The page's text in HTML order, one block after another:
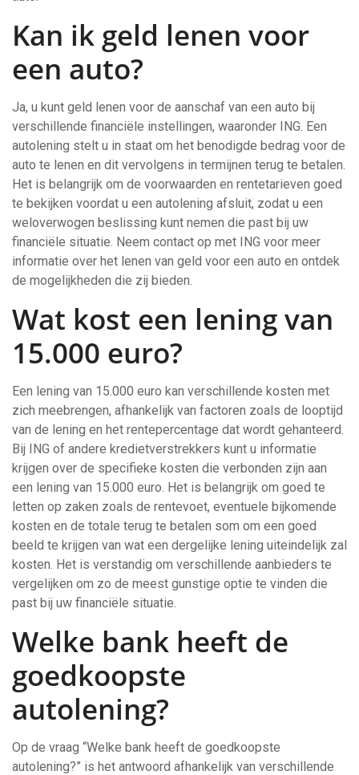
Kan ik geld lenen voor
een auto?
Ja, u kunt geld lenen voor de aanschaf van een auto bij
verschillende financiële instellingen, waaronder ING. Een
autolening stelt u in staat om het benodigde bedrag voor de
auto te lenen en dit vervolgens in termijnen terug te betalen.
Het is belangrijk om de voorwaarden en rentetarieven goed
te bekijken voordat u een autolening afsluit, zodat u een
weloverwogen beslissing kunt nemen die past bij uw
financiële situatie. Neem contact op met ING voor meer
informatie over het lenen van geld voor een auto en ontdek
de mogelijkheden die zij bieden.
Wat kost een lening van
15.000 euro?
Een lening van 15.000 euro kan verschillende kosten met
zich meebrengen, afhankelijk van factoren zoals de looptijd
van de lening en het rentepercentage dat wordt gehanteerd.
Bij ING of andere kredietverstrekkers kunt u informatie
krijgen over de specifieke kosten die verbonden zijn aan
een lening van 15.000 euro. Het is belangrijk om goed te
letten op zaken zoals de rentevoet, eventuele bijkomende
kosten en de totale terug te betalen som om een goed
beeld te krijgen van wat een dergelijke lening uiteindelijk zal
kosten. Het is verstandig om verschillende aanbieders te
vergelijken om zo de meest gunstige optie te vinden die
past bij uw financiële situatie.
Welke bank heeft de
goedkoopste
autolening?
Op de vraag “Welke bank heeft de goedkoopste
autolening?” is het antwoord afhankelijk van verschillende